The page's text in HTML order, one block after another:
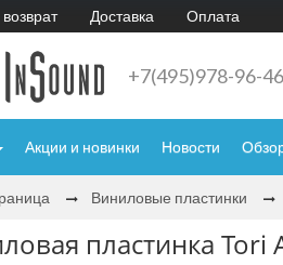
Доставка Оплата
+7(495)978-96-46
Акции и новинки Новости
Виниловые пластинки
пластинка Tori